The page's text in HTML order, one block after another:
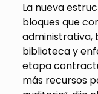
La nueva
bloques que
administrativa,
biblioteca y
etapa
más recursos